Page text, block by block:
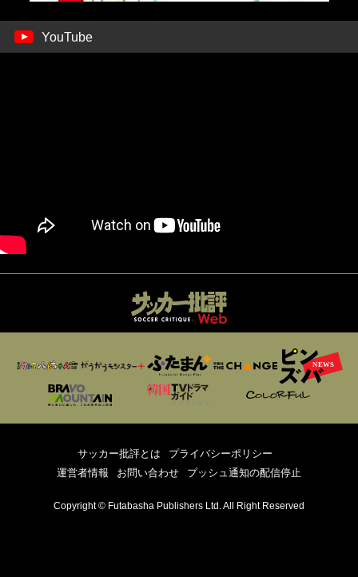
YouTube
サッカー批評とは
プライバシーポリシー
運営者情報
お問い合わせ プッシュ通知の配信停止
Copyright © Futabasha Publishers Ltd. All Right Reserved